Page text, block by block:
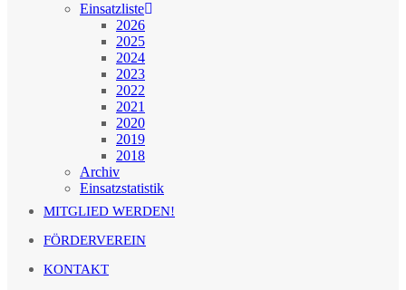
Einsatzliste
2026
2025
2024
2023
2022
2021
2020
2019
2018
Archiv
Einsatzstatistik
MITGLIED WERDEN!
FÖRDERVEREIN
KONTAKT